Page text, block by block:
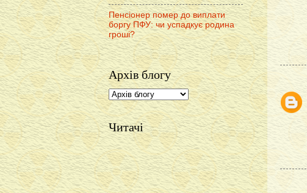
Пенсіонер помер до виплати
боргу ПФУ: чи успадкує родина
гроші?
Архів блогу
Читачі